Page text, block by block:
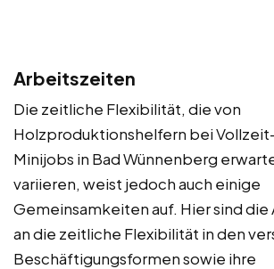
Arbeitszeiten
Die zeitliche Flexibilität, die von
Holzproduktionshelfern bei
Minijobs in Bad Wünnenberg
variieren, weist jedoch auch einige
Gemeinsamkeiten auf. Hier sind
an die zeitliche Flexibilität in den
Beschäftigungsformen sowie ihre